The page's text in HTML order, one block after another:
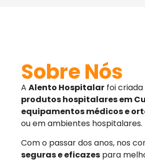
Sobre Nós
A Alento Hospitalar foi
produtos hospitalares em
equipamentos médicos e
ou em ambientes hospitalares.
Com o passar dos anos, nos
seguras e eficazes para